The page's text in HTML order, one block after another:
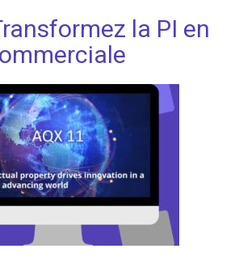
la PI en